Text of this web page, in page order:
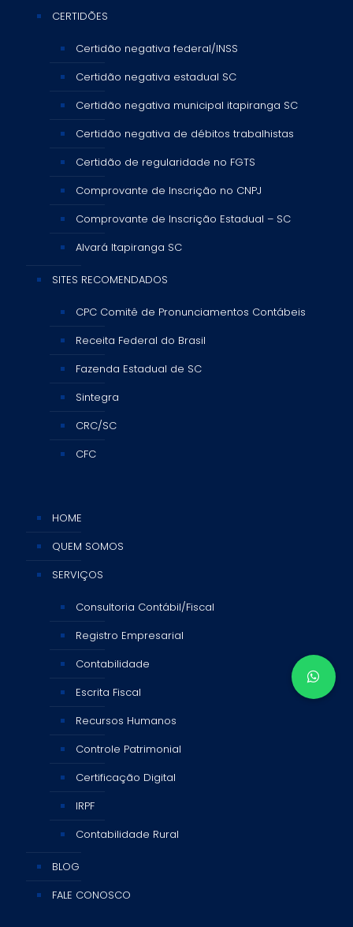
CERTIDÕES
Certidão negativa federal/INSS
Certidão negativa estadual SC
Certidão negativa municipal itapiranga SC
Certidão negativa de débitos trabalhistas
Certidão de regularidade no FGTS
Comprovante de Inscrição no CNPJ
Comprovante de Inscrição Estadual – SC
Alvará Itapiranga SC
SITES RECOMENDADOS
CPC Comitê de Pronunciamentos Contábeis
Receita Federal do Brasil
Fazenda Estadual de SC
Sintegra
CRC/SC
CFC
HOME
QUEM SOMOS
SERVIÇOS
Consultoria Contábil/Fiscal
Registro Empresarial
Contabilidade
Escrita Fiscal
Recursos Humanos
Controle Patrimonial
Certificação Digital
IRPF
Contabilidade Rural
BLOG
FALE CONOSCO